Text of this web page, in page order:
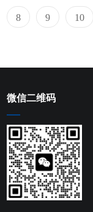
8 9 10
微信二维码